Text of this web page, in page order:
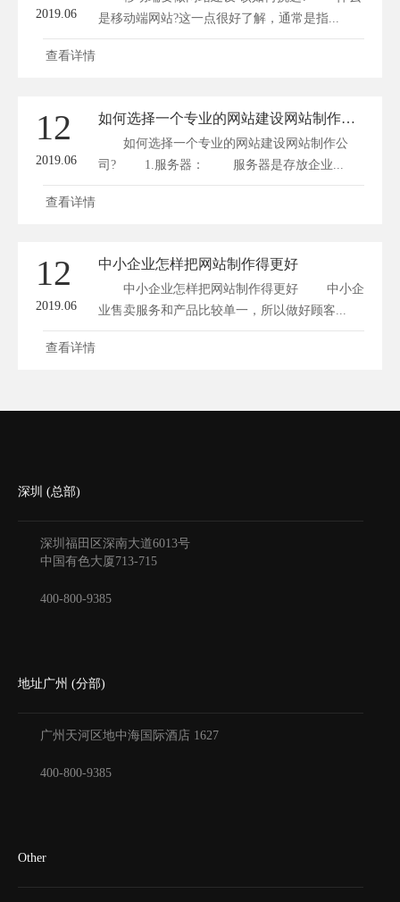
2019.06
是移动端网站?这一点很好了解，通常是指...
查看详情
12
2019.06
如何选择一个专业的网站建设网站制作公司?
如何选择一个专业的网站建设网站制作公
司? 1.服务器： 服务器是存放企业...
查看详情
12
2019.06
中小企业怎样把网站制作得更好
中小企业怎样把网站制作得更好 中小企
业售卖服务和产品比较单一，所以做好顾客...
查看详情
深圳 (总部)
深圳福田区深南大道6013号
中国有色大厦713-715
400-800-9385
地址广州 (分部)
广州天河区地中海国际酒店 1627
400-800-9385
Other